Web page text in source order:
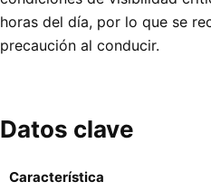
horas del día, por lo que se
precaución al conducir.
Datos clave
Característica